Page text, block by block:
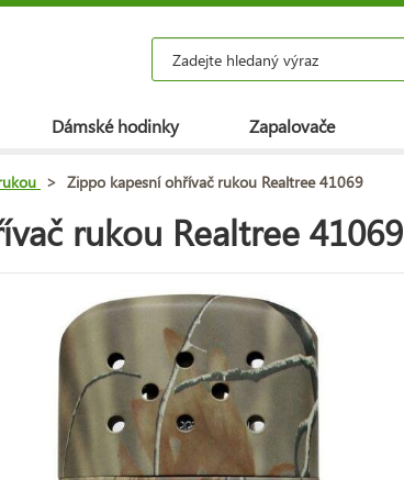
Dámské hodinky Zapalovače
> Zippo kapesní ohřívač rukou Realtree 41069
rukou Realtree 41069